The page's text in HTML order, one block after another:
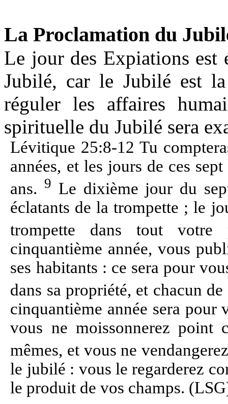
La Proclamation du
Le jour des Expiations est
Jubilé, car le Jubilé est
réguler les affaires
spirituelle du Jubilé sera
Lévitique 25:8-12 Tu
années, et les jours de ces
ans. 9 Le dixième jour du
éclatants de la trompette ; le
trompette dans tout
cinquantième année, vous
ses habitants : ce sera pour
dans sa propriété, et chacun
cinquantième année sera
vous ne moissonnerez point
mêmes, et vous ne
le jubilé : vous le regarderez
le produit de vos champs.